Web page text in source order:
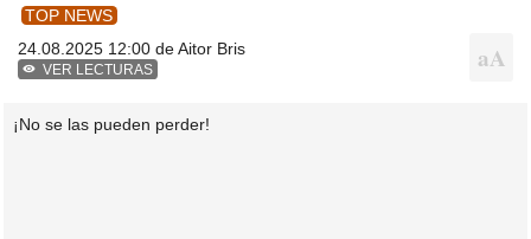
TOP NEWS
24.08.2025 12:00 deAitor Bris
VER LECTURAS
¡No se las pueden perder!